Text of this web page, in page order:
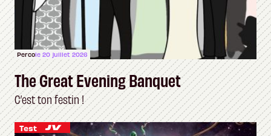
Percole 20 juillet 2026
The Great Evening Banquet
C’est ton festin !
Test